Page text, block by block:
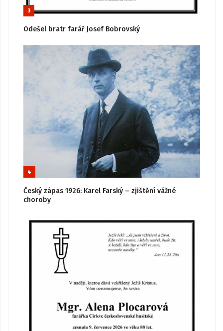
3
Odešel bratr farář Josef Bobrovský
4
Český zápas 1926: Karel Farský – zjištění vážné
choroby